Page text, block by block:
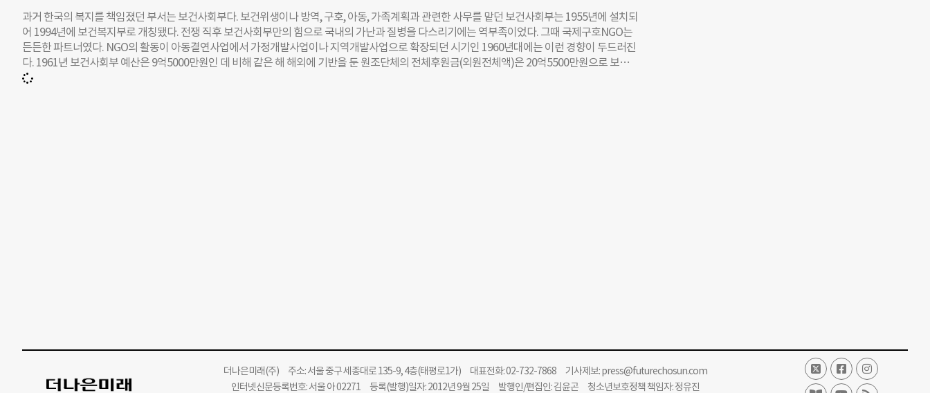
다. 남북한 전체 인구가 3000만명 남짓했던 시절이다. 이런 처참한 현실 속에서 어린아이들을
돌보고 재건의 씨앗을 마련한 이들이 바로 국제 구호단체들이다. 이들은 열정적으로 한국의
상황을 해외에 알리고 적절한 지원의 필요성을 역설했다. 한국의 거리에서 만난 거지 소년이
들고 있던 깡통과 한국에서 찍은 영상을 시애틀의 교회에서 보여주며 한국 돕기를 제안했던
에버렛 스완슨 목사 같은 이도 있었고, 부산 용주동에 방 2개짜리 사무실을 구하기 전까지 길
과거 한국의 복지를 책임졌던 부서는 보건사회부다. 보건위생이나 방역, 구호, 아동, 가족계획과 관련한 사무를 맡던 보건사회부는 1955년에 설치되
어 1994년에 보건복지부로 개칭됐다. 전쟁 직후 보건사회부만의 힘으로 국내의 가난과 질병을 다스리기에는 역부족이었다. 그때 국제구호NGO는
든든한 파트너였다. NGO의 활동이 아동결연사업에서 가정개발사업이나 지역개발사업으로 확장되던 시기인 1960년대에는 이런 경향이 두드러진
다. 1961년 보건사회부 예산은 9억5000만원인 데 비해 같은 해 해외에 기반을 둔 원조단체의 전체후원금(외원전체액)은 20억5500만원으로 보건사
회부 예산의 두 배를 웃돈다. 1960년 1인당 국민소득은 1만원. 국가도 개인도 자신의 삶을 책임지기엔 버거웠다. 60년대가 저물어가는 순간까지 외
더나은미래(주)주소: 서울 중구 세종대로 135-9, 4층(태평로1가) 대표전화: 02-732-7868 기사제보:press@futurechosun.com
인터넷신문등록번호: 서울 아 02271 등록(발행)일자: 2012년 9월 25일 발행인/편집인: 김윤곤 청소년보호정책 책임자: 정유진